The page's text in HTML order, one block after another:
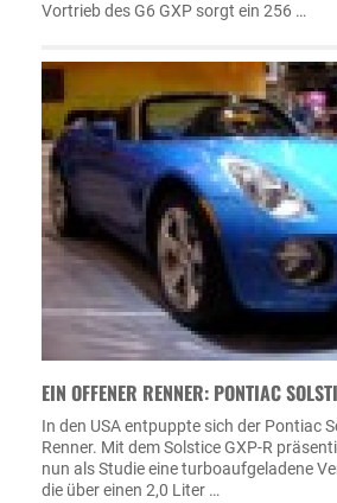
Vortrieb des G6 GXP sorgt ein 256 …
EIN OFFENER RENNER: PONTIAC
In den USA entpuppte sich der Pontiac
Renner. Mit dem Solstice GXP-R
nun als Studie eine turboaufgeladene
die über einen 2,0 Liter …